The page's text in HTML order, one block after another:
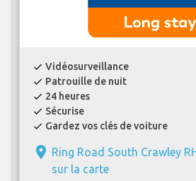
check Vidéosurveillance
check Patrouille de nuit
check 24 heures
check Sécurise
check Gardez vos clés de voiture
place Ring Road South Crawley
sur la carte